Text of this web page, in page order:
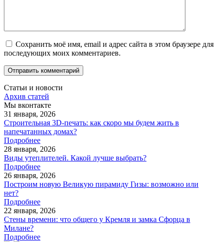
Сохранить моё имя, email и адрес сайта в этом браузере для
последующих моих комментариев.
Статьи и новости
Архив статей
Мы вконтакте
31 января, 2026
Строительная 3D-печать: как скоро мы будем жить в
напечатанных домах?
Подробнее
28 января, 2026
Виды утеплителей. Какой лучше выбрать?
Подробнее
26 января, 2026
Построим новую Великую пирамиду Гизы: возможно или
нет?
Подробнее
22 января, 2026
Стены времени: что общего у Кремля и замка Сфорца в
Милане?
Подробнее